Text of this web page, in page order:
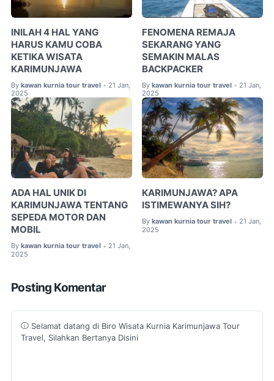
INILAH 4 HAL YANG
HARUS KAMU COBA
KETIKA WISATA
KARIMUNJAWA
By kawan kurnia tour travel • 21 Jan,
2025
FENOMENA REMAJA
SEKARANG YANG
SEMAKIN MALAS
BACKPACKER
By kawan kurnia tour travel • 21 Jan,
2025
ADA HAL UNIK DI
KARIMUNJAWA TENTANG
SEPEDA MOTOR DAN
MOBIL
By kawan kurnia tour travel • 21 Jan,
2025
KARIMUNJAWA? APA
ISTIMEWANYA SIH?
By kawan kurnia tour travel • 21 Jan,
2025
Posting Komentar
Selamat datang di Biro Wisata Kurnia Karimunjawa Tour
Travel, Silahkan Bertanya Disini